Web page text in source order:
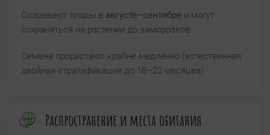
Созревают плоды в августе–сентябре и могут
сохраняться на растении до заморозков.
Семена прорастают крайне медленно (естественная
двойная стратификация до 18–22 месяцев).
Распространение и места обитания